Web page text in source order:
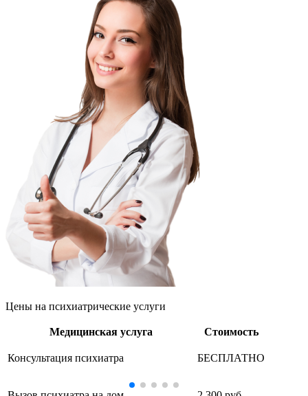
Цены на психиатрические услуги
Медицинская услуга Стоимость
Консультация психиатра БЕСПЛАТНО